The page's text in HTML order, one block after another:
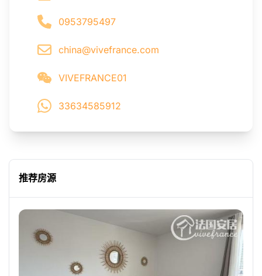
0953795497
china@vivefrance.com
VIVEFRANCE01
33634585912
推荐房源